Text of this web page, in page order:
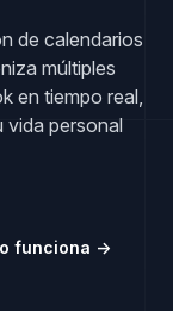
de calendarios
múltiples
en tiempo real,
vida personal
funciona →